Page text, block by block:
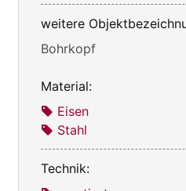
weitere
Bohrkopf
Material:
Eisen
Stahl
Technik: